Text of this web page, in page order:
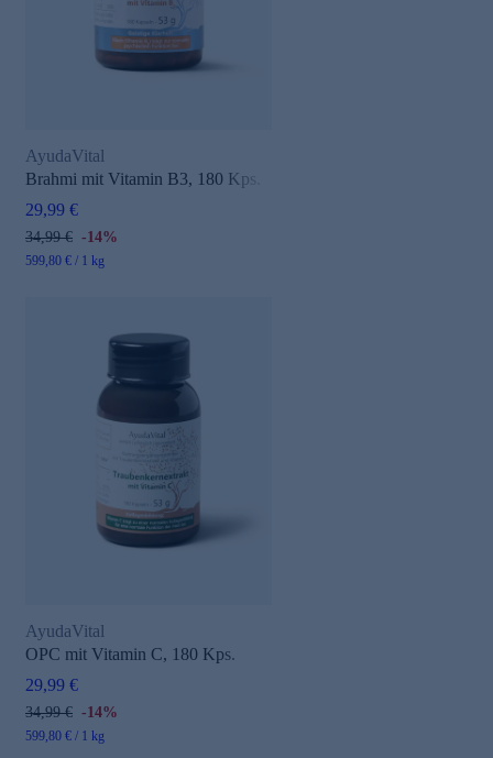
AyudaVital
Brahmi mit Vitamin B3, 180 Kps.
29,99 €
34,99 € -14%
599,80 € / 1 kg
AyudaVital
OPC mit Vitamin C, 180 Kps.
29,99 €
34,99 € -14%
599,80 € / 1 kg